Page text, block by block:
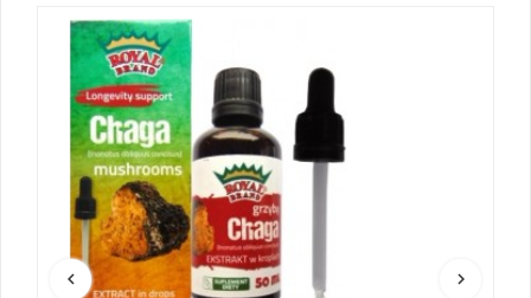
keyboard_arrow_left keyboard_arrow_right